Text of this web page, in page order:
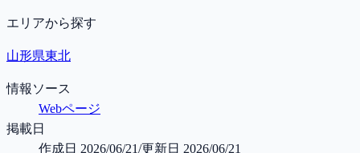
エリアから探す
山形県東北
情報ソース
Webページ
掲載日
作成日 2026/06/21/更新日 2026/06/21